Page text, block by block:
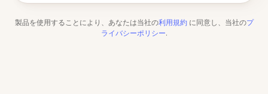
製品を使用することにより、あなたは当社の利用規約 に同意し、当社のプ
ライバシーポリシー.